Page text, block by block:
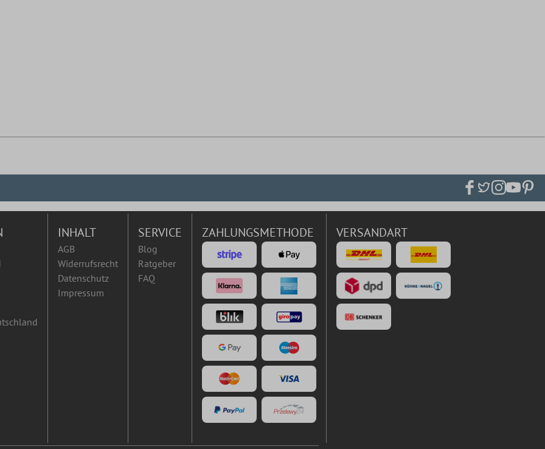
INHALT
AGB
Widerrufsrecht
Datenschutz
Impressum
SERVICE
Blog
Ratgeber
FAQ
ZAHLUNGSMETHODE VERSANDART